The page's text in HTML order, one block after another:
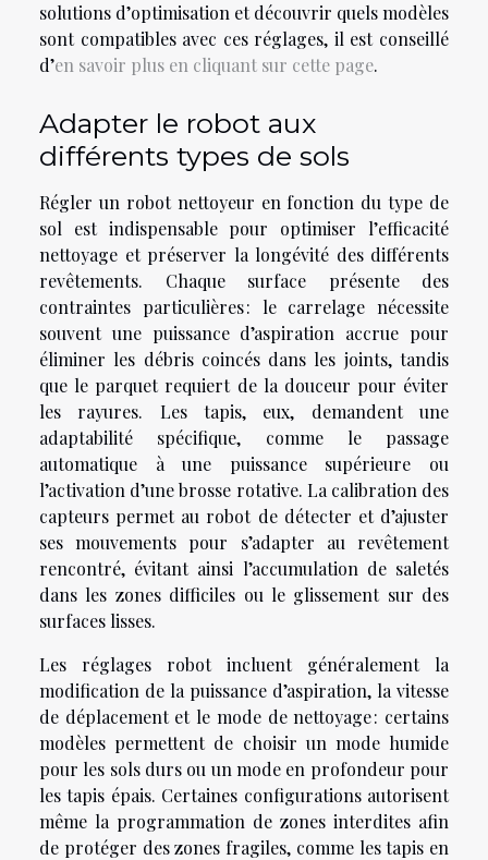
solutions d’optimisation et découvrir quels modèles
sont compatibles avec ces réglages, il est conseillé
d’en savoir plus en cliquant sur cette page.
Adapter le robot aux
différents types de sols
Régler un robot nettoyeur en fonction du type de
sol est indispensable pour optimiser l’efficacité
nettoyage et préserver la longévité des différents
revêtements. Chaque surface présente des
contraintes particulières : le carrelage nécessite
souvent une puissance d’aspiration accrue pour
éliminer les débris coincés dans les joints, tandis
que le parquet requiert de la douceur pour éviter
les rayures. Les tapis, eux, demandent une
adaptabilité spécifique, comme le passage
automatique à une puissance supérieure ou
l’activation d’une brosse rotative. La calibration des
capteurs permet au robot de détecter et d’ajuster
ses mouvements pour s’adapter au revêtement
rencontré, évitant ainsi l’accumulation de saletés
dans les zones difficiles ou le glissement sur des
surfaces lisses.
Les réglages robot incluent généralement la
modification de la puissance d’aspiration, la vitesse
de déplacement et le mode de nettoyage : certains
modèles permettent de choisir un mode humide
pour les sols durs ou un mode en profondeur pour
les tapis épais. Certaines configurations autorisent
même la programmation de zones interdites afin
de protéger des zones fragiles, comme les tapis en